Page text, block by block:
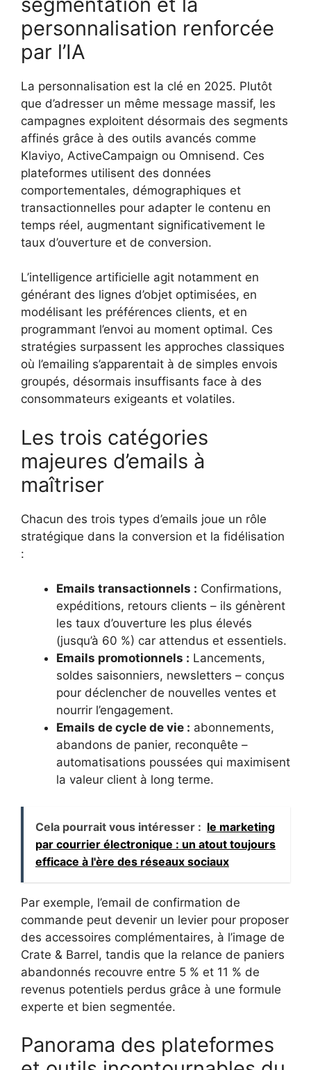
personnalisation renforcée
par l’IA
La personnalisation est la clé en 2025. Plutôt
que d’adresser un même message massif, les
campagnes exploitent désormais des segments
affinés grâce à des outils avancés comme
Klaviyo, ActiveCampaign ou Omnisend. Ces
plateformes utilisent des données
comportementales, démographiques et
transactionnelles pour adapter le contenu en
temps réel, augmentant significativement le
taux d’ouverture et de conversion.
L’intelligence artificielle agit notamment en
générant des lignes d’objet optimisées, en
modélisant les préférences clients, et en
programmant l’envoi au moment optimal. Ces
stratégies surpassent les approches classiques
où l’emailing s’apparentait à de simples envois
groupés, désormais insuffisants face à des
consommateurs exigeants et volatiles.
Les trois catégories
majeures d’emails à
maîtriser
Chacun des trois types d’emails joue un rôle
stratégique dans la conversion et la fidélisation
:
Emails transactionnels : Confirmations,
expéditions, retours clients – ils génèrent
les taux d’ouverture les plus élevés
(jusqu’à 60 %) car attendus et essentiels.
Emails promotionnels : Lancements,
soldes saisonniers, newsletters – conçus
pour déclencher de nouvelles ventes et
nourrir l’engagement.
Emails de cycle de vie : abonnements,
abandons de panier, reconquête –
automatisations poussées qui maximisent
la valeur client à long terme.
Cela pourrait vous intéresser : le marketing
par courrier électronique : un atout toujours
efficace à l'ère des réseaux sociaux
Par exemple, l’email de confirmation de
commande peut devenir un levier pour proposer
des accessoires complémentaires, à l’image de
Crate & Barrel, tandis que la relance de paniers
abandonnés recouvre entre 5 % et 11 % de
revenus potentiels perdus grâce à une formule
experte et bien segmentée.
Panorama des plateformes